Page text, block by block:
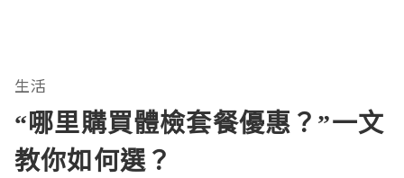
生活
“哪里購買體檢套餐優惠？”一文
教你如何選？